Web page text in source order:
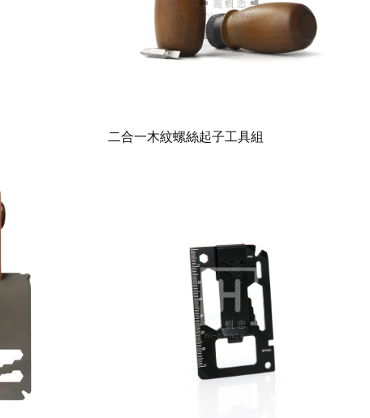
二合一木紋螺絲起子工具組